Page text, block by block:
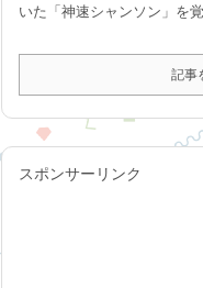
いた「神速シャンソン」を
記事
スポンサーリンク